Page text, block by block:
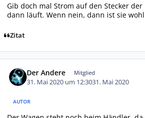
Gib doch mal Strom auf den Stecker
dann läuft. Wenn nein, dann ist sie
Zitat
Der Andere Mitglied
31. Mai 2020 um 12:3031. Mai 2020
AUTOR